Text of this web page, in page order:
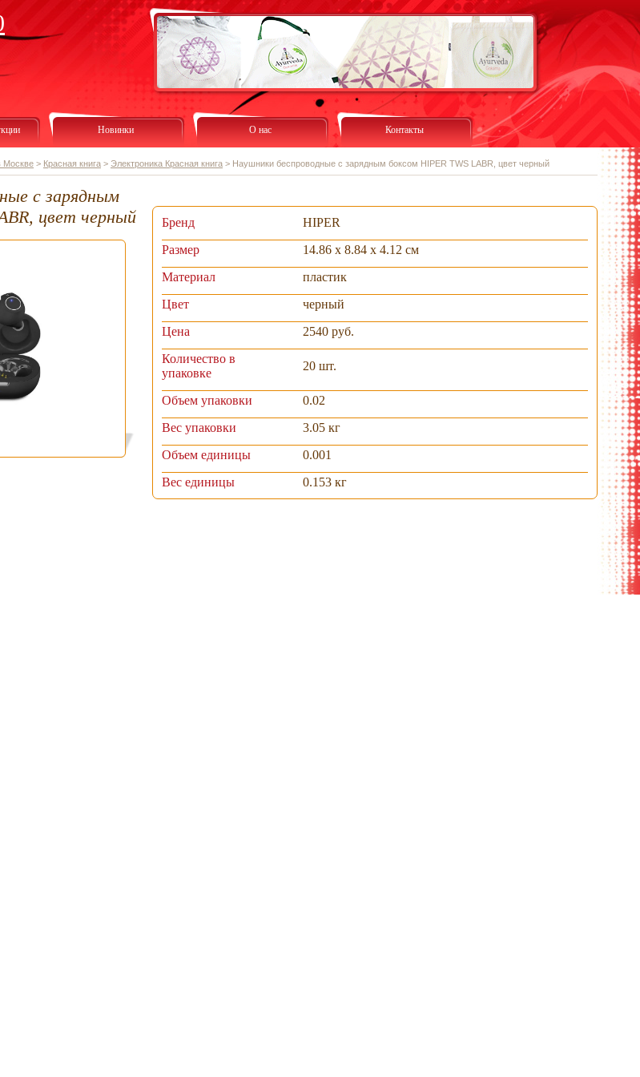
Новинки О нас Контакты
Москве > Красная книга > Электроника Красная книга > Наушники беспроводные с зарядным боксом HIPER TWS LABR, цвет черный
с зарядным
цвет черный
Бренд
HIPER
Размер
14.86 x 8.84 x 4.12 см
Материал
пластик
Цвет
черный
Цена
2540 руб.
Количество в
упаковке
20 шт.
Объем упаковки
0.02
Вес упаковки
3.05 кг
Объем единицы
0.001
Вес единицы
0.153 кг